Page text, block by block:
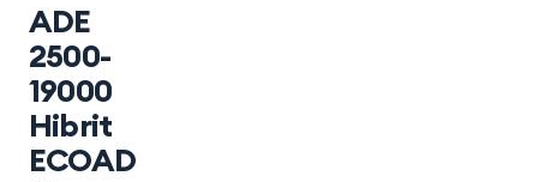
ADE
2500-
19000
Hibrit
ECOAD